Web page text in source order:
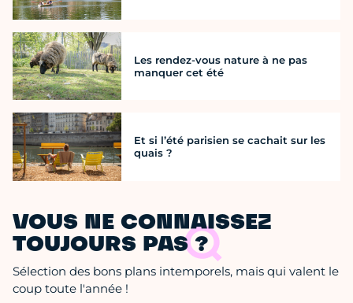
Les rendez-vous nature à ne pas
manquer cet été
Et si l’été parisien se cachait sur les
quais ?
VOUS NE CONNAISSEZ
TOUJOURS PAS ?
Sélection des bons plans intemporels, mais qui valent le
coup toute l'année !